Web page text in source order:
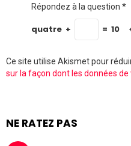
Répondez à la question *
quatre + = 10
Ce site utilise Akismet pour
sur la façon dont les données
NE RATEZ PAS